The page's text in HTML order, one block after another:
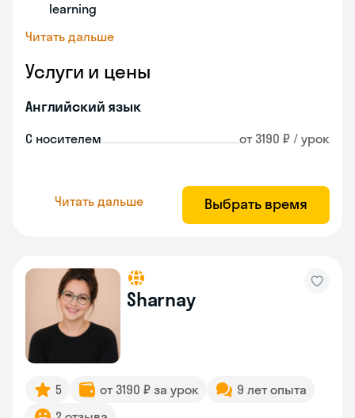
learning
Читать дальше
Услуги и цены
Английский язык
С носителем от 3190 ₽ / урок
Читать дальше Выбрать время
Sharnay
5 от 3190 ₽ за урок
9 лет опыта